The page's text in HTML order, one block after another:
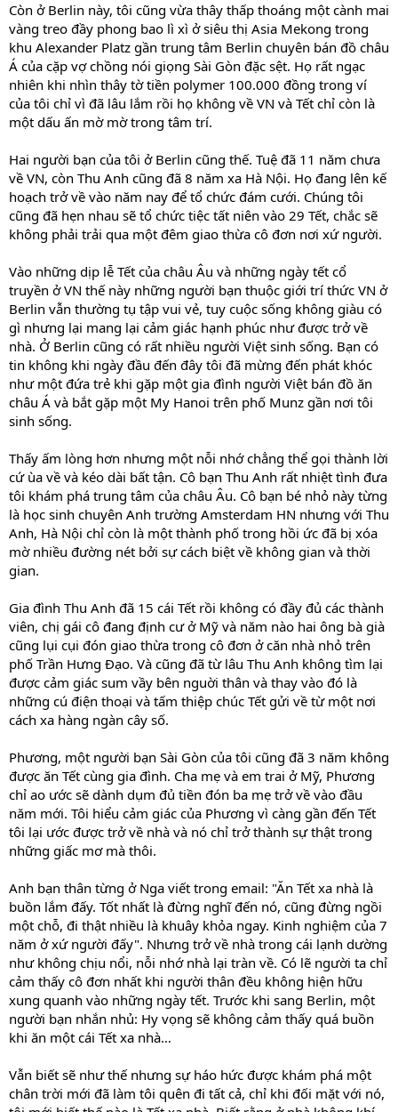
Còn ở Berlin này, tôi cũng vừa thây thấp thoáng một cành mai
vàng treo đầy phong bao lì xì ở siêu thị Asia Mekong trong
khu Alexander Platz gần trung tâm Berlin chuyên bán đồ châu
Á của cặp vợ chồng nói giọng Sài Gòn đặc sệt. Họ rất ngạc
nhiên khi nhìn thây tờ tiền polymer 100.000 đồng trong ví
của tôi chỉ vì đã lâu lắm rồi họ không về VN và Tết chỉ còn là
một dấu ấn mờ mờ trong tâm trí.
Hai người bạn của tôi ở Berlin cũng thế. Tuệ đã 11 năm chưa
về VN, còn Thu Anh cũng đã 8 năm xa Hà Nội. Họ đang lên kế
hoạch trở về vào năm nay để tổ chức đám cưới. Chúng tôi
cũng đã hẹn nhau sẽ tổ chức tiệc tất niên vào 29 Tết, chắc sẽ
không phải trải qua một đêm giao thừa cô đơn nơi xứ người.
Vào những dịp lễ Tết của châu Âu và những ngày tết cổ
truyền ở VN thế này những người bạn thuộc giới trí thức VN ở
Berlin vẫn thường tụ tập vui vẻ, tuy cuộc sống không giàu có
gì nhưng lại mang lại cảm giác hạnh phúc như được trở về
nhà. Ở Berlin cũng có rất nhiều người Việt sinh sống. Bạn có
tin không khi ngày đầu đến đây tôi đã mừng đến phát khóc
như một đứa trẻ khi gặp một gia đình người Việt bán đồ ăn
châu Á và bắt gặp một My Hanoi trên phố Munz gần nơi tôi
sinh sống.
Thấy ấm lòng hơn nhưng một nỗi nhớ chẳng thể gọi thành lời
cứ ùa về và kéo dài bất tận. Cô bạn Thu Anh rất nhiệt tình đưa
tôi khám phá trung tâm của châu Âu. Cô bạn bé nhỏ này từng
là học sinh chuyên Anh trường Amsterdam HN nhưng với Thu
Anh, Hà Nội chỉ còn là một thành phố trong hồi ức đã bị xóa
mờ nhiều đường nét bởi sự cách biệt về không gian và thời
gian.
Gia đình Thu Anh đã 15 cái Tết rồi không có đầy đủ các thành
viên, chị gái cô đang định cư ở Mỹ và năm nào hai ông bà già
cũng lụi cụi đón giao thừa trong cô đơn ở căn nhà nhỏ trên
phố Trần Hưng Đạo. Và cũng đã từ lâu Thu Anh không tìm lại
được cảm giác sum vầy bên nguời thân và thay vào đó là
những cú điện thoại và tấm thiệp chúc Tết gửi về từ một nơi
cách xa hàng ngàn cây số.
Phương, một người bạn Sài Gòn của tôi cũng đã 3 năm không
được ăn Tết cùng gia đình. Cha mẹ và em trai ở Mỹ, Phương
chỉ ao ước sẽ dành dụm đủ tiền đón ba mẹ trở về vào đầu
năm mới. Tôi hiểu cảm giác của Phương vì càng gần đến Tết
tôi lại ước được trở về nhà và nó chỉ trở thành sự thật trong
những giấc mơ mà thôi.
Anh bạn thân từng ở Nga viết trong email: "Ăn Tết xa nhà là
buồn lắm đấy. Tốt nhất là đừng nghĩ đến nó, cũng đừng ngồi
một chỗ, đi thật nhiều là khuây khỏa ngay. Kinh nghiệm của 7
năm ở xứ người đấy". Nhưng trở về nhà trong cái lạnh dường
như không chịu nổi, nỗi nhớ nhà lại tràn về. Có lẽ người ta chỉ
cảm thấy cô đơn nhất khi người thân đều không hiện hữu
xung quanh vào những ngày tết. Trước khi sang Berlin, một
người bạn nhắn nhủ: Hy vọng sẽ không cảm thấy quá buồn
khi ăn một cái Tết xa nhà…
Vẫn biết sẽ như thế nhưng sự háo hức được khám phá một
chân trời mới đã làm tôi quên đi tất cả, chỉ khi đối mặt với nó,